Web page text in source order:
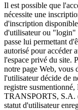
Il est possible que
nécessite une
d'inscription
d'utilisateur ou "login"
passe lui permettant
autorisé pour accéder
l'espace privé du site.
notre page Web, vous
l'utilisateur décide de
registre
TRANSPORTS, S.A.
statut d'utilisateur